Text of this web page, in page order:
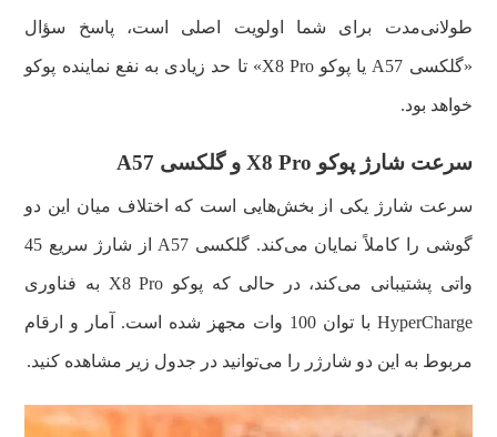
طولانی‌مدت برای شما اولویت اصلی است، پاسخ سؤال
«گلکسی A57 یا پوکو X8 Pro» تا حد زیادی به نفع نماینده پوکو
خواهد بود.
سرعت شارژ پوکو X8 Pro و گلکسی A57
سرعت شارژ یکی از بخش‌هایی است که اختلاف میان این دو
گوشی را کاملاً نمایان می‌کند. گلکسی A57 از شارژ سریع 45
واتی پشتیبانی می‌کند، در حالی که پوکو X8 Pro به فناوری
HyperCharge با توان 100 وات مجهز شده است. آمار و ارقام
مربوط به این دو شارژر را می‌توانید در جدول زیر مشاهده کنید.